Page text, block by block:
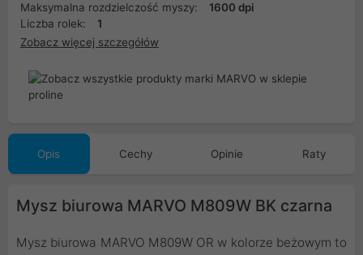
Maksymalna rozdzielczość myszy:
1600 dpi
Liczba rolek:
1
Zobacz więcej szczegółów
Opis Cechy Opinie Raty
Mysz biurowa MARVO M809W BK czarna
Mysz biurowa MARVO M809W OR w kolorze beżowym to